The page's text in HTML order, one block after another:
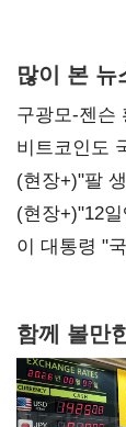
많이 본 뉴
구광모-젠슨
비트코인도
숙제
(현장+)"팔
20억 키맞추
(현장+)"12
연 홈플러스
이 대통령 "
함께 볼만